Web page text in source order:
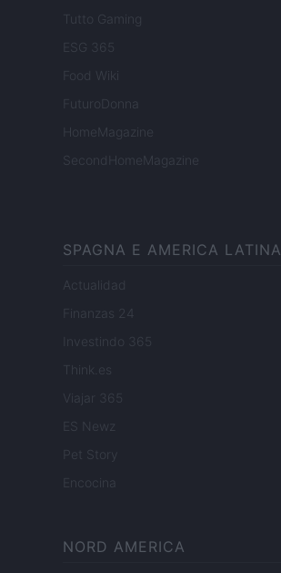
Tutto Gaming
ESG 365
Food Wiki
FuturoDonna
HomeMagazine
SecondHomeMagazine
SPAGNA E AMERICA LATINA
Actualidad
Finanzas 24
Investindo 365
Think.es
Viajar 365
ES Newz
Pet Story
Encocina
NORD AMERICA